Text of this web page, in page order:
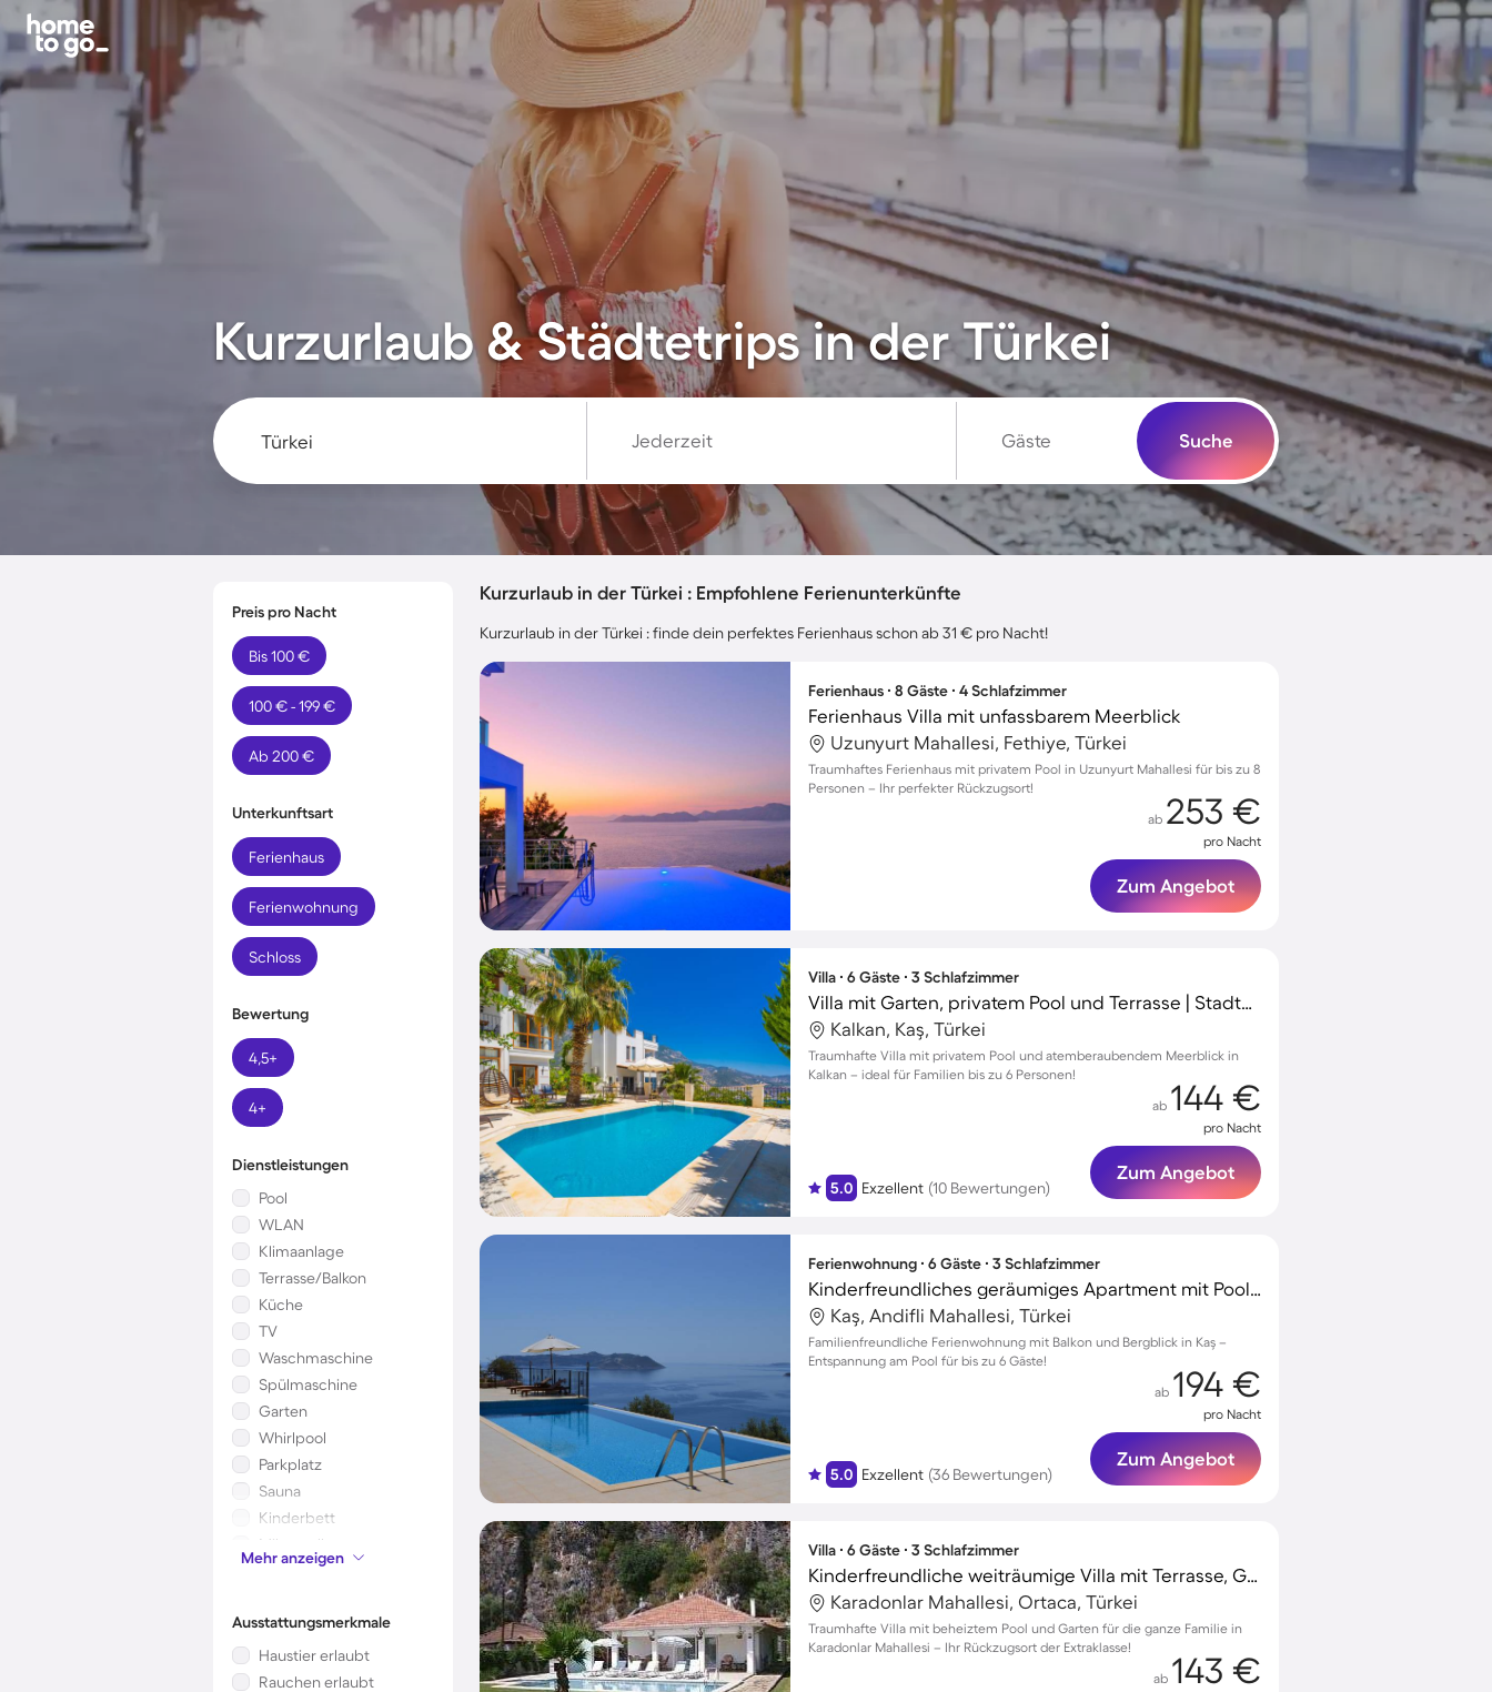
Kurzurlaub & Städtetrips in der Türkei
Jederzeit Gäste Suche
Preis pro Nacht
Bis 100 €
100 € - 199 €
Ab 200 €
Unterkunftsart
Ferienhaus
Ferienwohnung
Schloss
Bewertung
4,5+
4+
Dienstleistungen
Pool
WLAN
Klimaanlage
Terrasse/Balkon
Küche
TV
Waschmaschine
Spülmaschine
Garten
Whirlpool
Parkplatz
Sauna
Kinderbett
Mikrowelle
Kamin/Ofen
Mehr anzeigen
Ausstattungsmerkmale
Haustier erlaubt
Rauchen erlaubt
Kurzurlaub in der Türkei : Empfohlene Ferienunterkünfte
Kurzurlaub in der Türkei : finde dein perfektes Ferienhaus schon ab 31 € pro Nacht!
Ferienhaus ∙ 8 Gäste ∙ 4 Schlafzimmer
Ferienhaus Villa mit unfassbarem Meerblick
Uzunyurt Mahallesi, Fethiye, Türkei
Traumhaftes Ferienhaus mit privatem Pool in Uzunyurt Mahallesi für bis zu 8
Personen – Ihr perfekter Rückzugsort!
ab 253 €
pro Nacht
Zum Angebot
Villa ∙ 6 Gäste ∙ 3 Schlafzimmer
Villa mit Garten, privatem Pool und Terrasse | Stadtblick
Kalkan, Kaş, Türkei
Traumhafte Villa mit privatem Pool und atemberaubendem Meerblick in
Kalkan – ideal für Familien bis zu 6 Personen!
5.0 Exzellent (10 Bewertungen)
ab 144 €
pro Nacht
Zum Angebot
Ferienwohnung ∙ 6 Gäste ∙ 3 Schlafzimmer
Kinderfreundliches geräumiges Apartment mit Pool, Garten und Grill | Bergblick
Kaş, Andifli Mahallesi, Türkei
Familienfreundliche Ferienwohnung mit Balkon und Bergblick in Kaş –
Entspannung am Pool für bis zu 6 Gäste!
5.0 Exzellent (36 Bewertungen)
ab 194 €
pro Nacht
Zum Angebot
Villa ∙ 6 Gäste ∙ 3 Schlafzimmer
Kinderfreundliche weiträumige Villa mit Terrasse, Garten und privatem Pool
Karadonlar Mahallesi, Ortaca, Türkei
Traumhafte Villa mit beheiztem Pool und Garten für die ganze Familie in
Karadonlar Mahallesi – Ihr Rückzugsort der Extraklasse!
ab 143 €